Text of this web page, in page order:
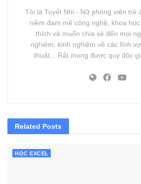
Tôi là Tuyết Nhi - Nữ phóng viên trẻ
niềm đam mê công nghệ, khoa
thích và muốn chia sẻ đến mọi
nghiệm, kinh nghiệm về các lĩnh
thuật... Rất mong được quý độc
Related Posts
HỌC EXCEL